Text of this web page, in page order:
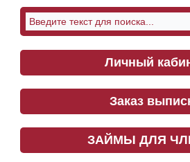
Личный
Заказ
ЗАЙМЫ ДЛЯ